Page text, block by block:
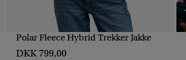
HURTIGVISNING
Polar Fleece Hybrid Trekker Jakke
DKK 799,00